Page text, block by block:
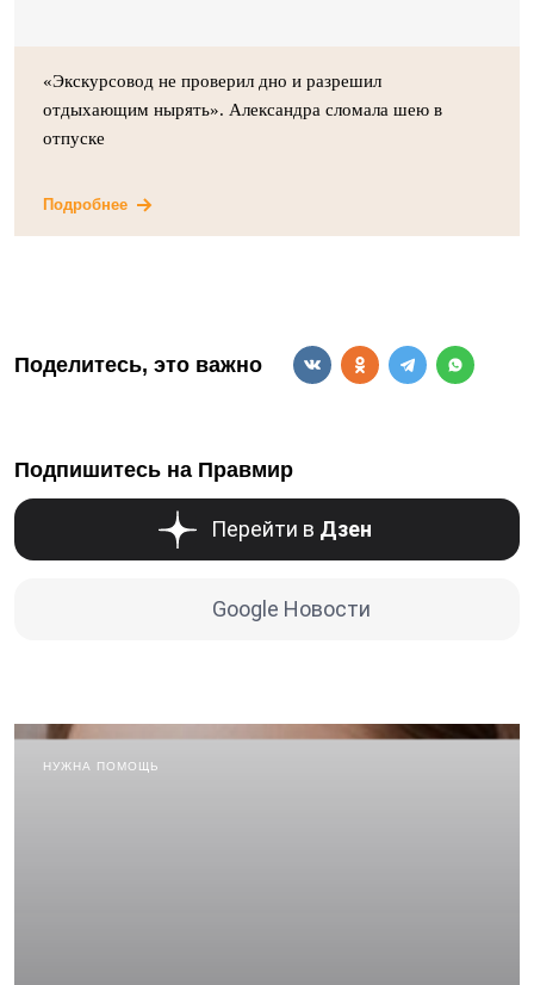
«Экскурсовод не проверил дно и разрешил
отдыхающим нырять». Александра сломала шею в
отпуске
Подробнее
Поделитесь, это важно
Подпишитесь на Правмир
Перейти в Дзен
Google Новости
НУЖНА ПОМОЩЬ